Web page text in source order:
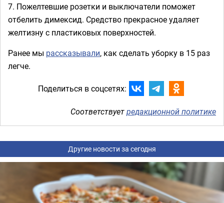
7. Пожелтевшие розетки и выключатели поможет
отбелить димексид. Средство прекрасное удаляет
желтизну с пластиковых поверхностей.
Ранее мы рассказывали, как сделать уборку в 15 раз
легче.
Поделиться в соцсетях:
Соответствуетредакционной политике
Другие новости за сегодня